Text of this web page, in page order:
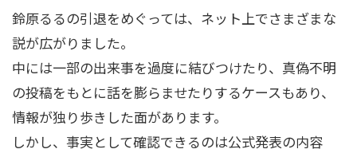
鈴原るるの引退をめぐっては、ネット上でさまざまな
説が広がりました。
中には一部の出来事を過度に結びつけたり、真偽不明
の投稿をもとに話を膨らませたりするケースもあり、
情報が独り歩きした面があります。
しかし、事実として確認できるのは公式発表の内容